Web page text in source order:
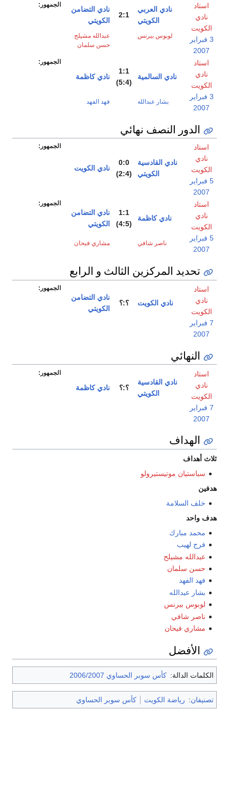
استاد
نادي
الكويت
3 فبراير
2007
نادي العربي
الكويتي
2:1
نادي التضامن
الكويتي
الجمهور:
لوبوس بيرنس
عبدالله مشيلح
حسن سلمان
استاد
نادي
الكويت
3 فبراير
2007
نادي السالمية
1:1
(5:4)
نادي كاظمة
الجمهور:
بشار عبدالله فهد الفهد
الدور النصف نهائي
استاد
نادي
الكويت
5 فبراير
2007
نادي القادسية
الكويتي
0:0
(2:4)
نادي الكويت
الجمهور:
استاد
نادي
الكويت
5 فبراير
2007
نادي كاظمة
1:1
(4:5)
نادي التضامن
الكويتي
الجمهور:
ناصر شافي مشاري فيحان
تحديد المركزين الثالث و الرابع
استاد
نادي
الكويت
7 فبراير
2007
نادي الكويت ؟:؟
نادي التضامن
الكويتي
الجمهور:
النهائي
استاد
نادي
الكويت
7 فبراير
2007
نادي القادسية
الكويتي
؟:؟ نادي كاظمة
الجمهور:
الهداف
ثلاث أهداف
سباستيان موتيستيرولو
هدفين
خلف السلامة
هدف واحد
محمد مبارك
فرج لهيب
عبدالله مشيلح
حسن سلمان
فهد الفهد
بشار عبدالله
لوبوس بيرنس
ناصر شافي
مشاري فيحان
الأفضل
الكلمات الدالة: كأس سوبر الحساوي 2006/2007
تصنيفان: رياضة الكويت كأس سوبر الحساوي